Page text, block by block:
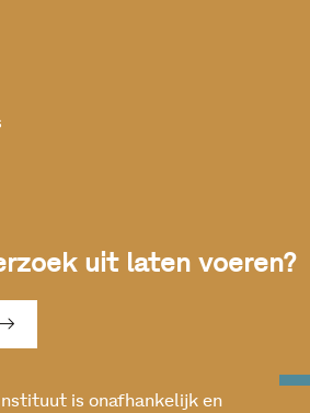
uit laten voeren?
is onafhankelijk en